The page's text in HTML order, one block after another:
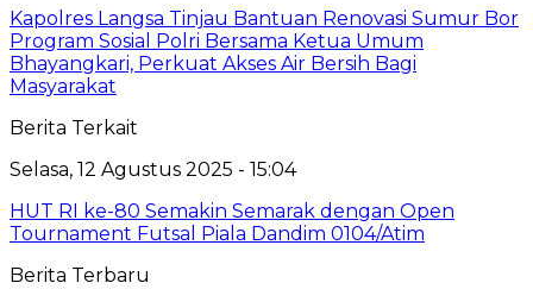
Kapolres Langsa Tinjau Bantuan Renovasi Sumur Bor
Program Sosial Polri Bersama Ketua Umum
Bhayangkari, Perkuat Akses Air Bersih Bagi
Masyarakat
Berita Terkait
Selasa, 12 Agustus 2025 - 15:04
HUT RI ke-80 Semakin Semarak dengan Open
Tournament Futsal Piala Dandim 0104/Atim
Berita Terbaru